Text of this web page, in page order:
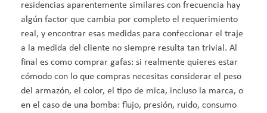
residencias aparentemente similares con frecuencia hay
algún factor que cambia por completo el requerimiento
real, y encontrar esas medidas para confeccionar el traje
a la medida del cliente no siempre resulta tan trivial. Al
final es como comprar gafas: si realmente quieres estar
cómodo con lo que compras necesitas considerar el peso
del armazón, el color, el tipo de mica, incluso la marca, o
en el caso de una bomba: flujo, presión, ruido, consumo